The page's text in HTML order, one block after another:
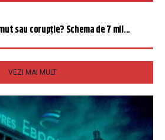
sau corupție? Schema de 7 mil...
VEZI MAI MULT